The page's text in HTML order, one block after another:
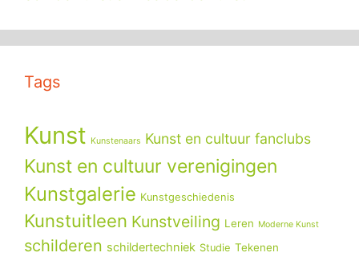
Tags
Kunst Kunstenaars Kunst en cultuur fanclubs
Kunst en cultuur verenigingen
Kunstgalerie Kunstgeschiedenis
Kunstuitleen Kunstveiling Leren Moderne Kunst
schilderen schildertechniek Studie Tekenen